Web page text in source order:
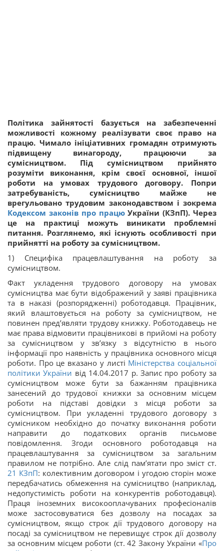
Політика зайнятості базується на забезпеченні
можливості кожному реалізувати своє право на
працю. Чимало ініціативних громадян отримують
підвищену винагороду, працюючи за
сумісництвом. Під сумісництвом прийнято
розуміти виконання, крім своєї основної, іншої
роботи на умовах трудового договору. Попри
затребуваність, сумісництво майже не
врегульовано трудовим законодавством і зокрема
Кодексом законів про працюУкраїни (КЗпП). Через
це на практиці можуть виникати проблемні
питання. Розглянемо, які існують особливості при
прийнятті на роботу за сумісництвом.
1) Специфіка працевлаштування на роботу за
сумісництвом.
Факт укладення трудового договору на умовах
сумісництва має бути відображений у заяві працівника
та в наказі (розпорядженні) роботодавця. Працівник,
який влаштовується на роботу за сумісництвом, не
повинен пред’являти трудову книжку. Роботодавець не
має права відмовити працівникові в прийомі на роботу
за сумісництвом у зв’язку з відсутністю в нього
інформації про наявність у працівника основного місця
роботи. Про це вказано у листі Міністерства соціальної
політики України від 14.04.2017 р. Запис про роботу за
сумісництвом може бути за бажанням працівника
занесений до трудової книжки за основним місцем
роботи на підставі довідки з місця роботи за
сумісництвом. При укладенні трудового договору з
сумісником необхідно до початку виконання роботи
направити до податкових органів письмове
повідомлення. Згоди основного роботодавця на
працевлаштування за сумісництвом за загальним
правилом не потрібно. Але слід пам’ятати про зміст ст.
21 КЗпП: колективним договором і угодою сторін може
передбачатись обмеження на сумісництво (наприклад,
недопустимість роботи на конкурентів роботодавця).
Праця іноземних високооплачуваних професіоналів
може застосовуватися без дозволу на посадах за
сумісництвом, якщо строк дії трудового договору на
посаді за сумісництвом не перевищує строк дії дозволу
за основним місцем роботи (ст. 42 Закону України «Про